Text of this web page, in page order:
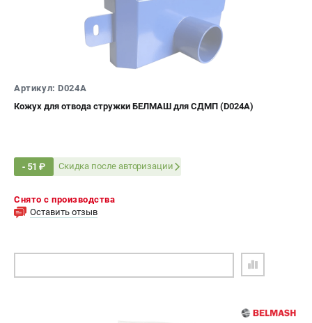
Артикул: D024A
Кожух для отвода стружки БЕЛМАШ для СДМП (D024A)
- 51 ₽ Скидка после авторизации
Снято с производства
Оставить отзыв